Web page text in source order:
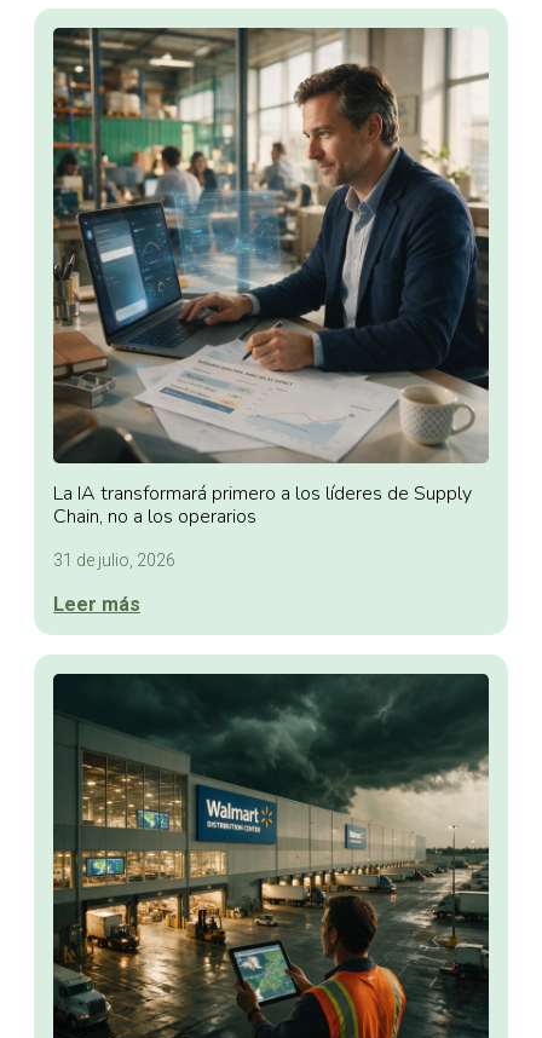
La IA transformará primero a los líderes de Supply
Chain, no a los operarios
31 de julio, 2026
Leer más